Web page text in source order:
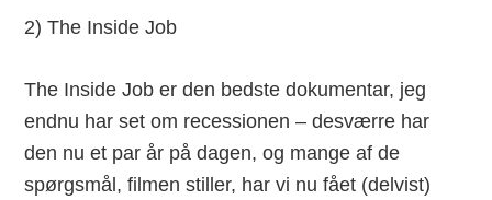
2) The Inside Job
The Inside Job er den bedste dokumentar, jeg
endnu har set om recessionen – desværre har
den nu et par år på dagen, og mange af de
spørgsmål, filmen stiller, har vi nu fået (delvist)